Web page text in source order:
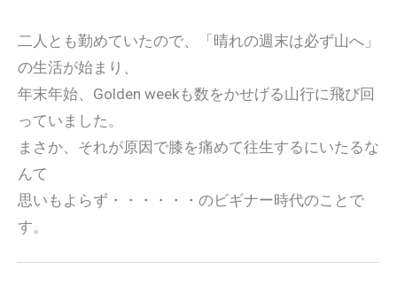
二人とも勤めていたので、「晴れの週末は必ず山へ」
の生活が始まり、
年末年始、Golden weekも数をかせげる山行に飛び回
っていました。
まさか、それが原因で膝を痛めて往生するにいたるな
んて
思いもよらず・・・・・・のビギナー時代のことで
す。